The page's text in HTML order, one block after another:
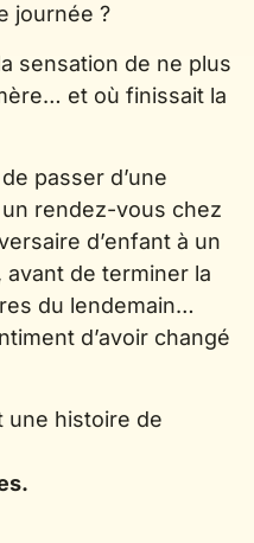
journée ?
sensation de ne plus
et où finissait la
passer d’une
rendez-vous chez
d’enfant à un
de terminer la
du lendemain…
d’avoir changé
une histoire de